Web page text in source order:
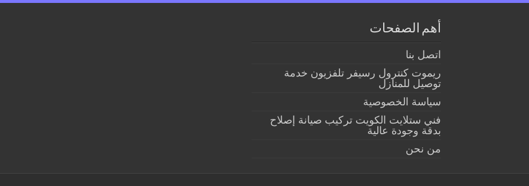
أهم الصفحات
اتصل بنا
ريموت كنترول رسيفر تلفزيون خدمة
توصيل للمنازل
سياسة الخصوصية
فني ستلايت الكويت تركيب صيانة إصلاح
بدقة وجودة عالية
من نحن